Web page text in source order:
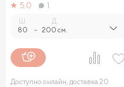
5.0
1
80 -
Д.
200 см.
Доступно онлайн, доставка 20